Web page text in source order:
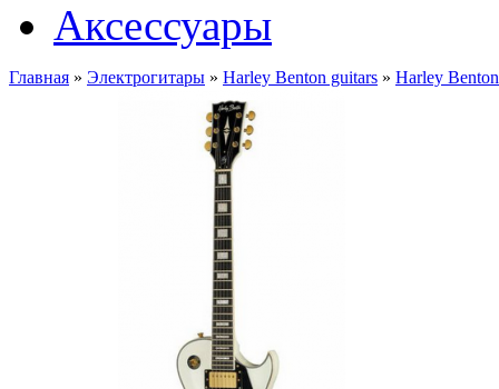
Аксессуары
Главная » Электрогитары » Harley Benton guitars » Harley